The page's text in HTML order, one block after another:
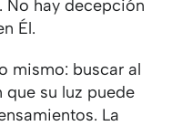
No hay decepción
Él.
mismo: buscar al
que su luz puede
La